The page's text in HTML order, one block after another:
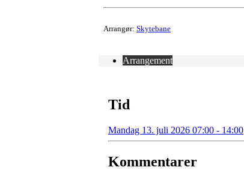
Arrangør: Skytebane
Arrangement
Tid
Mandag 13. juli 2026 07:00 - 14:00
Kommentarer